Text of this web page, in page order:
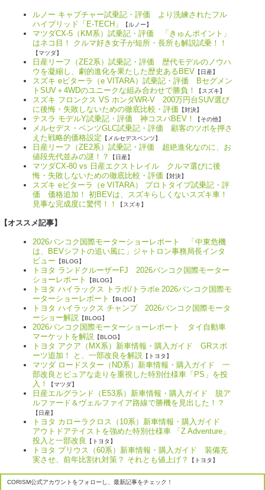
ルノー キャプチャー試乗記・評価 より洗練されたフル
ハイブリッド「E-TECH」
【ルノー】
マツダCX-5（KM系）試乗記・評価 「きゅんポイント」
はネコ目！ クルマ好き女子が短所・長所も解説試乗！！
【マツダ】
日産リーフ（ZE2系）試乗記・評価 歴代モデルのノウハ
ウを凝縮し、劇的進化を果たした歴史あるBEV 【日産】
スズキ eビターラ（e VITARA）試乗記・評価 Bセグメン
トSUV＋4WDのユニークな組み合わせで勝負！
【スズキ】
スズキ フロンクス VS ホンダWR-V 200万円台SUV選び
に後悔・失敗しないための徹底比較・評価 【対決】
テスラ モデルY試乗記・評価 神コスパBEV！ 【その他】
メルセデス・ベンツGLC試乗記・評価 顧客のツボを押さ
えた戦略的価格設定 【メルセデスベンツ】
日産リーフ（ZE2系）試乗記・評価 超絶進化なのに、お
値段先代並みの謎！？
【日産】
マツダCX-80 vs 日産エクストレイル クルマ選びに後
悔・失敗しないための徹底比較・評価 【対決】
スズキ eビターラ（e VITARA） プロトタイプ試乗記・評
価 価格追加！ 初BEVは、スズキらしくないスズキ車！
見事な完成度に驚愕！！
【スズキ】
【オススメ記事】
2026バンコク国際モーターショーレポート 「中東危機
は、BEVシフトの追い風に」ジャトロン事務局長インタ
ビュー 【BLOG】
トヨタ ランドクルーザーFJ 2026バンコク国際モーター
ショーレポート
【BLOG】
トヨタ ハイラックス トラボ/トラボe 2026バンコク国際モ
ーターショーレポート
【BLOG】
トヨタ ハイラックス チャンプ 2026バンコク国際モータ
ーショー解説 【BLOG】
2026バンコク国際モーターショーレポート タイ自動車
マーケットを解説 【BLOG】
トヨタ アクア（MX系）新車情報・購入ガイド GRスポ
ーツ追加！ と、一部改良を解説 【トヨタ】
マツダ ロードスター（ND系）新車情報・購入ガイド 一
部改良とピュアな走りを重視した特別仕様車「PS」を投
入！
【マツダ】
日産エルグランド（E53系）新車情報・購入ガイド 脱ア
ルファード＆ヴェルファイア路線で勝機を見出した！？
【日産】
トヨタ カローラクロス（10系）新車情報・購入ガイド
アウトドアテイストを強めた特別仕様車 「Z Adventure」
投入と一部改良
【トヨタ】
トヨタ プリウス（60系）新車情報・購入ガイド 装備充
実させ、前年比割れ対策？ それとも値上げ？
【トヨタ】
CORISM公式アカウントをフォローし、最新記事をチェック！